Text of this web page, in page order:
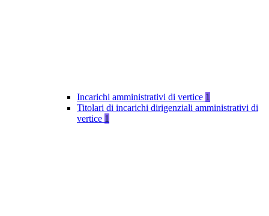
Incarichi amministrativi di vertice 1
Titolari di incarichi dirigenziali amministrativi di
vertice 1